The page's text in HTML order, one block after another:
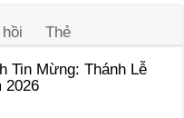
hồi Thẻ
Tin Mừng: Thánh Lễ
2026